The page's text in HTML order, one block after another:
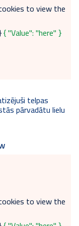
to view the
{ "Value": "here" }
telpas
pārvadātu lielu
to view the